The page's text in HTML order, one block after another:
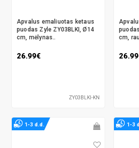
Apvalus emaliuotas ketaus
puodas Zyle ZY03BLKI, Ø14
cm, mėlynas..
26.99€
ZY03BLKI-KN
cm,
1-3 d.d. 1-3